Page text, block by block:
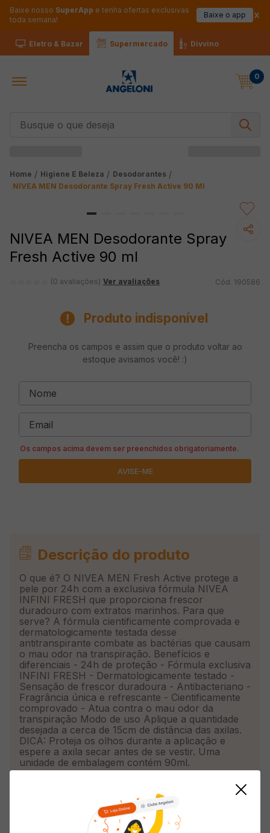
Baixe nosso SuperApp e tenha ofertas exclusivas
toda semana!
Baixe o app
Eletro & Bazar Supermercado Divvino
0
Higiene E Beleza
Desodorantes
NIVEA MEN Desodorante Spray Fresh Active 90 Ml
NIVEA MEN Desodorante Spray
Fresh Active 90 ml
(0 avaliações) Ver avaliações 190586
Produto indisponível
Preencha os campos e assim que o produto voltar ao
estoque avisamos você! :)
Descrição do produto
O que é? O NIVEA MEN Fresh Active protege a
pele por 24h com a exclusiva fórmula NIVEA
INFINI FRESH que proporciona frescor
duradouro com extratos marinhos. Para que
serve? A fórmula cientificamente comprovada e
dermatologicamente testada desse
antitranspirante combate as bactérias que causam
o mau odor na transpiração. Benefícios e
diferenciais - 24h de proteção - Fórmula exclusiva
INFINI FRESH - Dermatologicamente testado -
Sensação de frescor duradoura - Antibacteriano -
Fragrância única e refrescante - Cientificamente
comprovado - Atua contra o mau odor da
transpiração Modo de uso Aplique a quantidade
desejada a cerca de 15cm de distância das axilas.
DICA: Proteja os olhos durante a aplicação e
espere a axila secar antes de se vestir. Uma
unidade de embalagem contém 90ml.